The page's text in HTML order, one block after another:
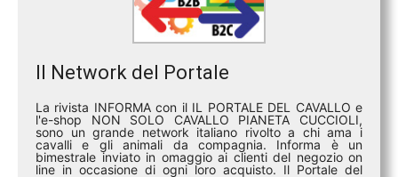
Il Network del Portale
La rivista INFORMA con il IL PORTALE DEL CAVALLO e
l'e-shop NON SOLO CAVALLO PIANETA CUCCIOLI,
sono un grande network italiano rivolto a chi ama i
cavalli e gli animali da compagnia. Informa è un
bimestrale inviato in omaggio ai clienti del negozio on
line in occasione di ogni loro acquisto. Il Portale del